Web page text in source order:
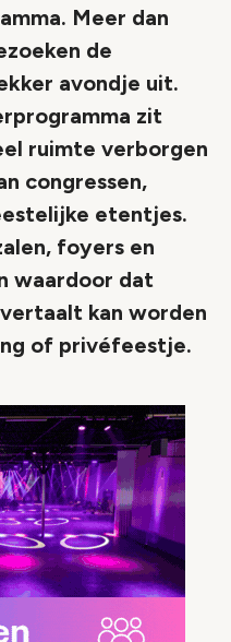
Meer dan
de
avondje uit.
zit
ruimte verborgen
congressen,
etentjes.
foyers en
waardoor dat
kan worden
of privéfeestje.